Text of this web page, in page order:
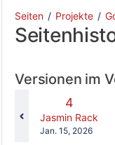
Seiten Projekte
Versionen im
Alte
Version
4
Jasmin Rack
Gespeichert
Jan. 15, 2026